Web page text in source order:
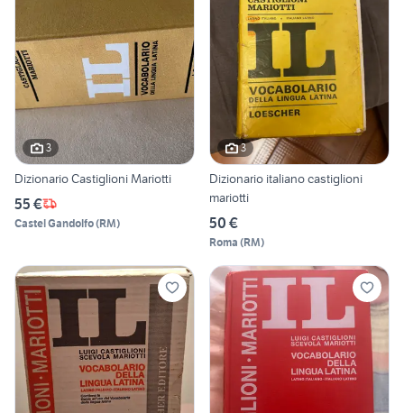
3
Dizionario Castiglioni Mariotti
55 €
Castel Gandolfo(RM)
3
Dizionario italiano castiglioni
mariotti
50 €
Roma (RM)